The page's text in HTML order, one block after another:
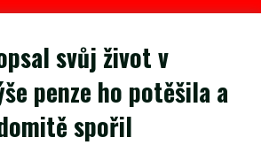
svůj život v
penze ho potěšila a
spořil